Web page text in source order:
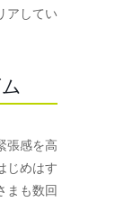
アしてい
張感を高
じめはす
まも数回